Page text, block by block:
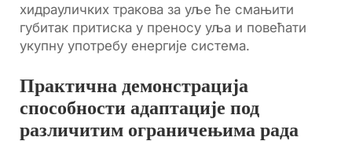
хидрауличких тракова за уље ће смањити
губитак притиска у преносу уља и повећати
укупну употребу енергије система.
Практична демонстрација
способности адаптације под
различитим ограничењима рада